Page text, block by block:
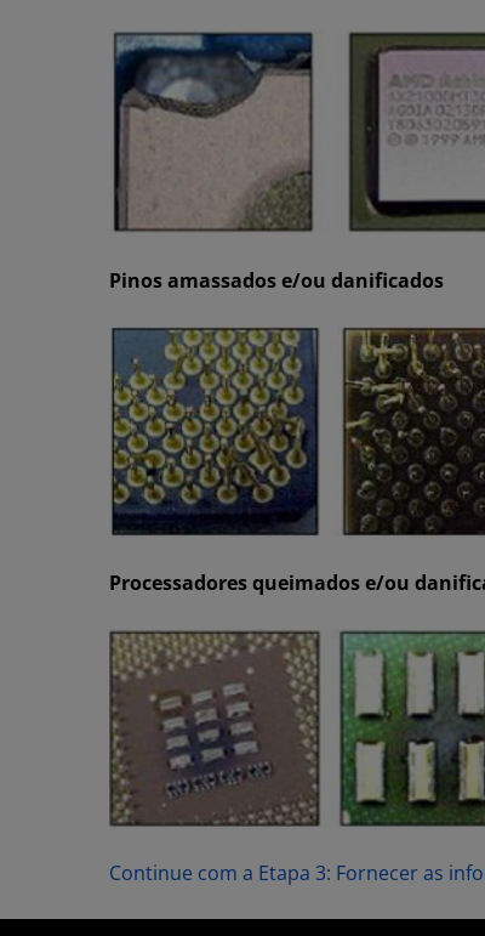
​Pinos amassados e/ou danificados
Processadores queimados e/ou
Continue com a Etapa 3: Fornecer as